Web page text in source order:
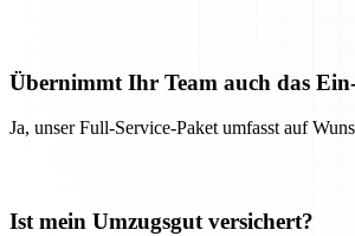
Übernimmt Ihr Team auch das
Ja, unser Full-Service-Paket umfasst auf
Ist mein Umzugsgut versichert?